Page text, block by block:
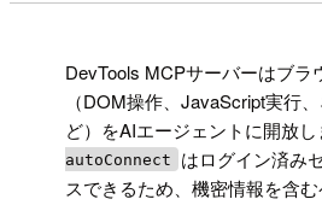
DevTools MCPサーバーはブラ
（DOM操作、JavaScript実行
ど）をAIエージェントに開放
autoConnect
はログイン済み
スできるため、機密情報を含